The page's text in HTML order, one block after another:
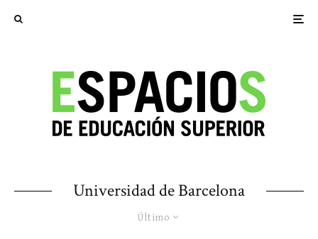
Universidad de Barcelona
Último